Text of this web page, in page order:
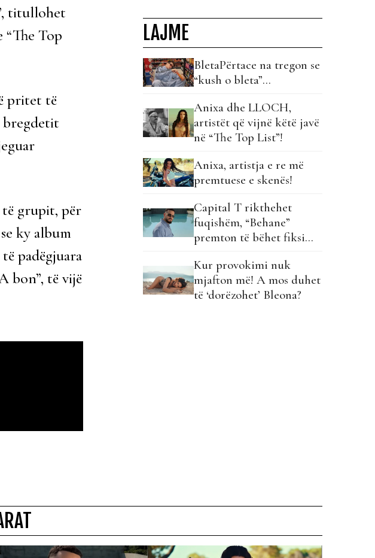
titullohet
“The Top
pritet të
të grupit, për
ky album
padëgjuara
bon”, të vijë
LAJME
BletaPërtace na tregon se
“kush o bleta”…
Anixa dhe LLOCH,
artistët që vijnë këtë javë
në “The Top List”!
Anixa, artistja e re më
premtuese e skenës!
Capital T rikthehet
fuqishëm, “Behane”
premton të bëhet fiksimi
Kur provokimi nuk
mjafton më! A mos duhet
të ‘dorëzohet’ Bleona?